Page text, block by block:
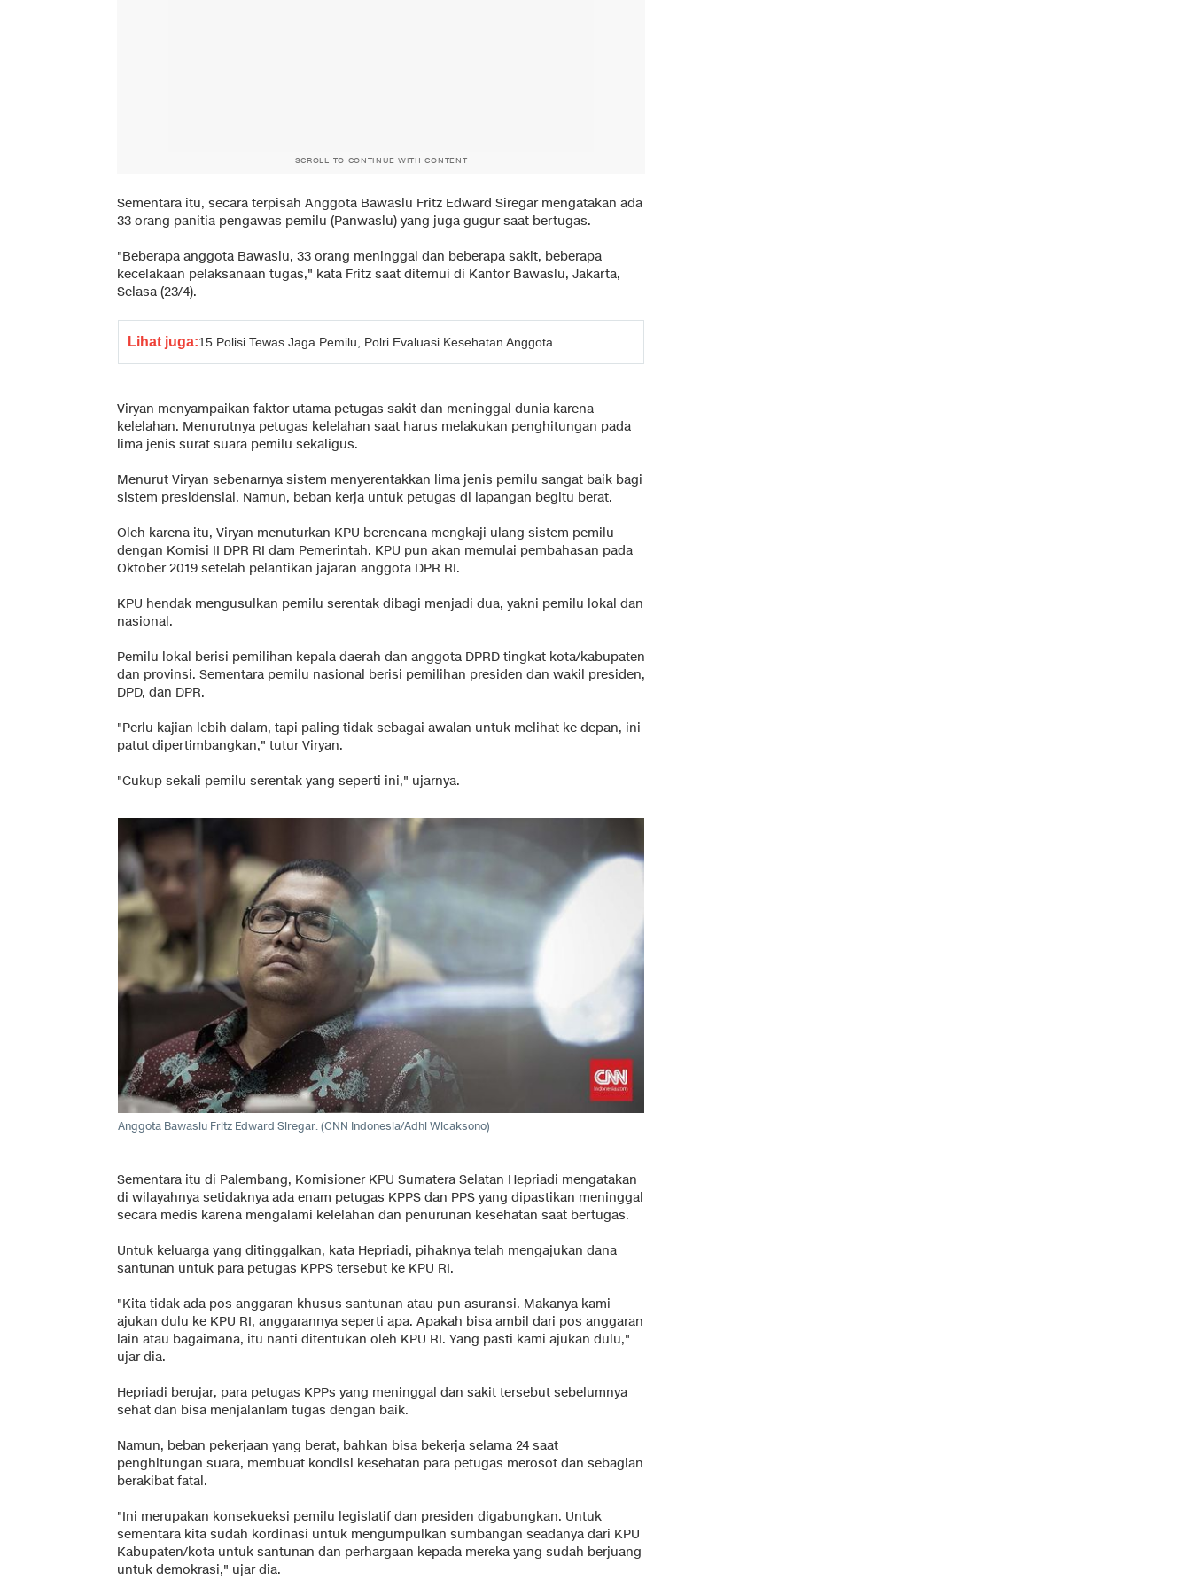
SCROLL TO CONTINUE WITH CONTENT
Sementara itu, secara terpisah Anggota Bawaslu Fritz Edward Siregar mengatakan ada
33 orang panitia pengawas pemilu (Panwaslu) yang juga gugur saat bertugas.
"Beberapa anggota Bawaslu, 33 orang meninggal dan beberapa sakit, beberapa
kecelakaan pelaksanaan tugas," kata Fritz saat ditemui di Kantor Bawaslu, Jakarta,
Selasa (23/4).
Lihat juga:15 Polisi Tewas Jaga Pemilu, Polri Evaluasi Kesehatan Anggota
Viryan menyampaikan faktor utama petugas sakit dan meninggal dunia karena
kelelahan. Menurutnya petugas kelelahan saat harus melakukan penghitungan pada
lima jenis surat suara pemilu sekaligus.
Menurut Viryan sebenarnya sistem menyerentakkan lima jenis pemilu sangat baik bagi
sistem presidensial. Namun, beban kerja untuk petugas di lapangan begitu berat.
Oleh karena itu, Viryan menuturkan KPU berencana mengkaji ulang sistem pemilu
dengan Komisi II DPR RI dam Pemerintah. KPU pun akan memulai pembahasan pada
Oktober 2019 setelah pelantikan jajaran anggota DPR RI.
KPU hendak mengusulkan pemilu serentak dibagi menjadi dua, yakni pemilu lokal dan
nasional.
Pemilu lokal berisi pemilihan kepala daerah dan anggota DPRD tingkat kota/kabupaten
dan provinsi. Sementara pemilu nasional berisi pemilihan presiden dan wakil presiden,
DPD, dan DPR.
"Perlu kajian lebih dalam, tapi paling tidak sebagai awalan untuk melihat ke depan, ini
patut dipertimbangkan," tutur Viryan.
"Cukup sekali pemilu serentak yang seperti ini," ujarnya.
Anggota Bawaslu Fritz Edward Siregar. (CNN Indonesia/Adhi Wicaksono)
Sementara itu di Palembang, Komisioner KPU Sumatera Selatan Hepriadi mengatakan
di wilayahnya setidaknya ada enam petugas KPPS dan PPS yang dipastikan meninggal
secara medis karena mengalami kelelahan dan penurunan kesehatan saat bertugas.
Untuk keluarga yang ditinggalkan, kata Hepriadi, pihaknya telah mengajukan dana
santunan untuk para petugas KPPS tersebut ke KPU RI.
"Kita tidak ada pos anggaran khusus santunan atau pun asuransi. Makanya kami
ajukan dulu ke KPU RI, anggarannya seperti apa. Apakah bisa ambil dari pos anggaran
lain atau bagaimana, itu nanti ditentukan oleh KPU RI. Yang pasti kami ajukan dulu,"
ujar dia.
Hepriadi berujar, para petugas KPPs yang meninggal dan sakit tersebut sebelumnya
sehat dan bisa menjalanlam tugas dengan baik.
Namun, beban pekerjaan yang berat, bahkan bisa bekerja selama 24 saat
penghitungan suara, membuat kondisi kesehatan para petugas merosot dan sebagian
berakibat fatal.
"Ini merupakan konsekueksi pemilu legislatif dan presiden digabungkan. Untuk
sementara kita sudah kordinasi untuk mengumpulkan sumbangan seadanya dari KPU
Kabupaten/kota untuk santunan dan perhargaan kepada mereka yang sudah berjuang
untuk demokrasi," ujar dia.